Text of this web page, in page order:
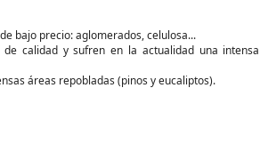
bajo precio: aglomerados, celulosa...
calidad y sufren en la actualidad una intensa
áreas repobladas (pinos y eucaliptos).